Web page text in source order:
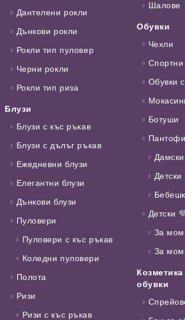
Дантелени рокли
Дънкови рокли
Рокли тип пуловер
Черни рокли
Рокли тип риза
Блузи
Блузи с къс ръкав
Блузи с дълъг ръкав
Ежедневни блузи
Елегантни блузи
Дънкови блузи
Пуловери
Пуловери с къс ръкав
Коледни пуловери
Полота
Ризи
Ризи с къс ръкав
Шалове
Обувки
Чехли
Спортни
Обувки
Ботуши
Пантофи
Детски
За
За
обувки